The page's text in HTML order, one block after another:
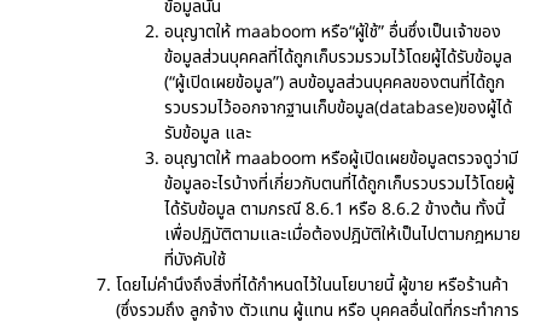
ข้อมูลนั้น
อนุญาตให้ maaboom หรือ“ผู้ใช้” อื่นซึ่งเป็นเจ้าของ
ข้อมูลส่วนบุคคลที่ได้ถูกเก็บรวมรวมไว้โดยผู้ได้รับข้อมูล
(“ผู้เปิดเผยข้อมูล”) ลบข้อมูลส่วนบุคคลของตนที่ได้ถูก
รวบรวมไว้ออกจากฐานเก็บข้อมูล(database)ของผู้ได้
รับข้อมูล และ
อนุญาตให้ maaboom หรือผู้เปิดเผยข้อมูลตรวจดูว่ามี
ข้อมูลอะไรบ้างที่เกี่ยวกับตนที่ได้ถูกเก็บรวบรวมไว้โดยผู้
ได้รับข้อมูล ตามกรณี 8.6.1 หรือ 8.6.2 ข้างต้น ทั้งนี้
เพื่อปฏิบัติตามและเมื่อต้องปฎิบัติให้เป็นไปตามกฎหมาย
ที่บังคับใช้
โดยไม่คำนึงถึงสิ่งที่ได้กำหนดไว้ในนโยบายนี้ ผู้ขาย หรือร้านค้า
(ซึ่งรวมถึง ลูกจ้าง ตัวแทน ผู้แทน หรือ บุคคลอื่นใดที่กระทำการ